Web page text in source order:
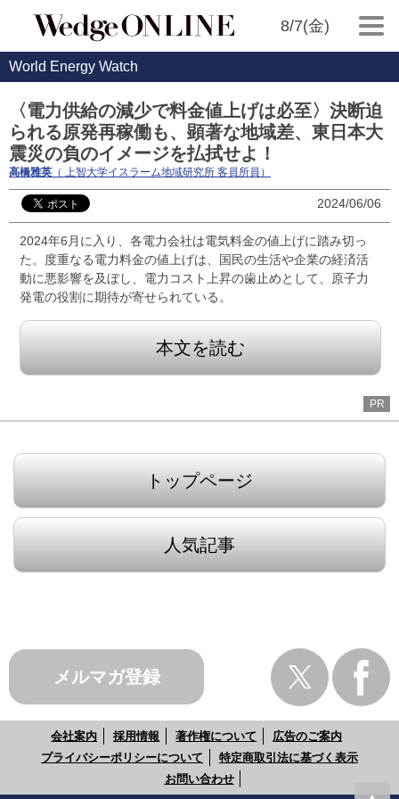
8/7(金)
World Energy Watch
〈電力供給の減少で料金値上げは必至〉決断迫
られる原発再稼働も、顕著な地域差、東日本大
震災の負のイメージを払拭せよ！
高橋雅英 （ 上智大学イスラーム地域研究所 客員所員）
2024/06/06
2024年6月に入り、各電力会社は電気料金の値上げに踏み切っ
た。度重なる電力料金の値上げは、国民の生活や企業の経済活
動に悪影響を及ぼし、電力コスト上昇の歯止めとして、原子力
発電の役割に期待が寄せられている。
本文を読む
PR
トップページ
人気記事
メルマガ登録
会社案内 採用情報 著作権について
広告のご案内
プライバシーポリシーについて
特定商取引法に基づく表示
お問い合わせ